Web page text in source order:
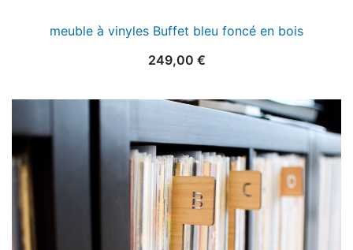
meuble à vinyles Buffet bleu foncé en bois
249,00 €